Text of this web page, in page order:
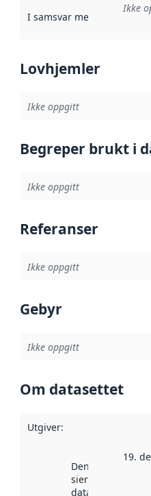
I samsvar med
Ikke
Lovhjemler
Ikke oppgitt
Begreper brukt i
Ikke oppgitt
Referanser
Ikke oppgitt
Gebyr
Ikke oppgitt
Om datasettet
Utgiver:
Denne datoen
sier når
datasettet ble
19.